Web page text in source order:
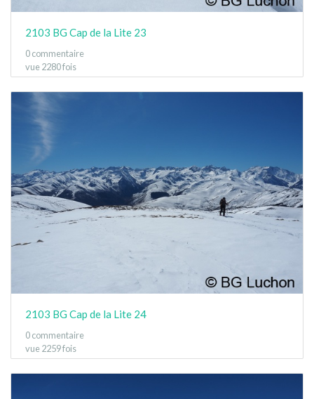
2103 BG Cap de la Lite 23
0 commentaire
vue 2280 fois
2103 BG Cap de la Lite 24
0 commentaire
vue 2259 fois